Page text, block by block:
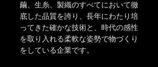
繭、生糸、製織のすべてにおいて徹
底した品質を誇り、長年にわたり培
ってきた確かな技術と、時代の感性
を取り入れる柔軟な姿勢で物づくり
をしている企業です。